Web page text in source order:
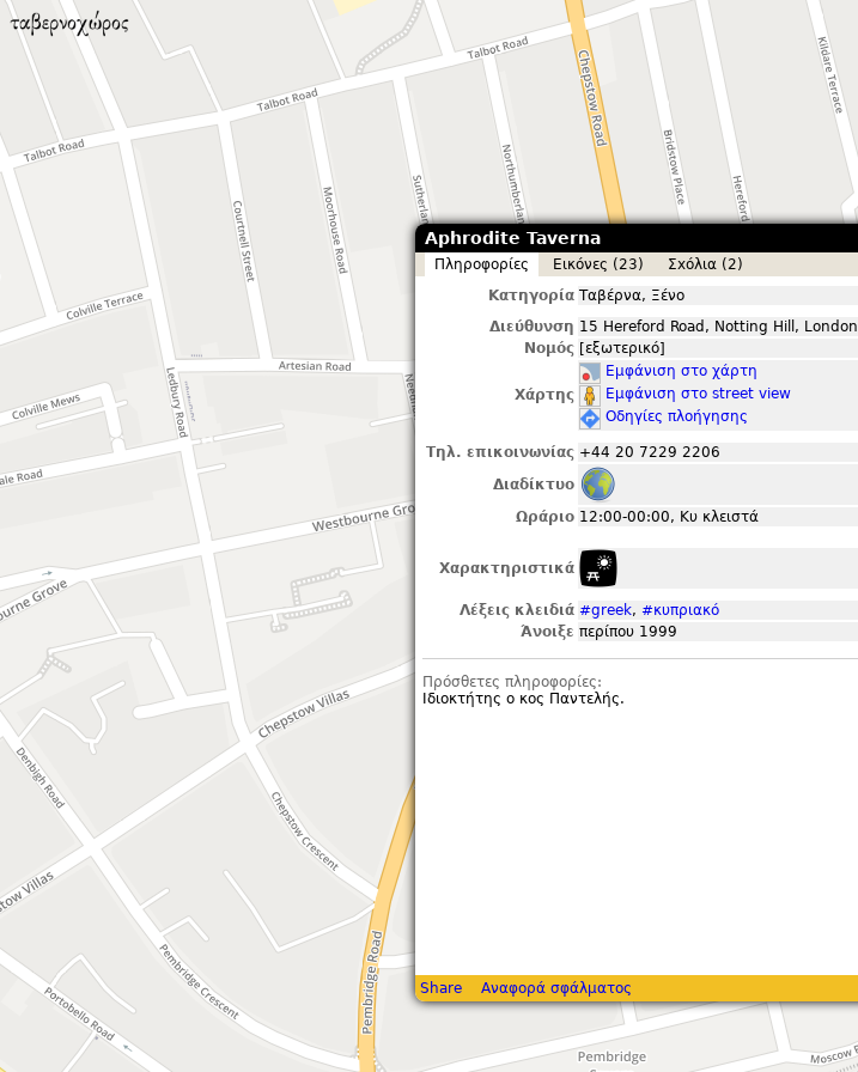
Aphrodite Taverna
Πληροφορίες Εικόνες (23)
Σxόλια (2)
Κατηγορία Ταβέρνα, Ξένο
Διεύθυνση 15 Hereford Road, Notting Hill, London
Νομός [εξωτερικό]
Χάρτης
Εμφάνιση στο χάρτη
Εμφάνιση στο street view
Οδηγίες πλοήγησης
Τηλ. επικοινωνίας +44 20 7229 2206
Διαδίκτυο
Ωράριο 12:00-00:00, Κυ κλειστά
Χαρακτηριστικά
Λέξεις κλειδιά #greek, #κυπριακό
Άνοιξε περίπου 1999
Πρόσθετες πληροφορίες:
Ιδιοκτήτης ο κος Παντελής.
Share Αναφορά σφάλματος